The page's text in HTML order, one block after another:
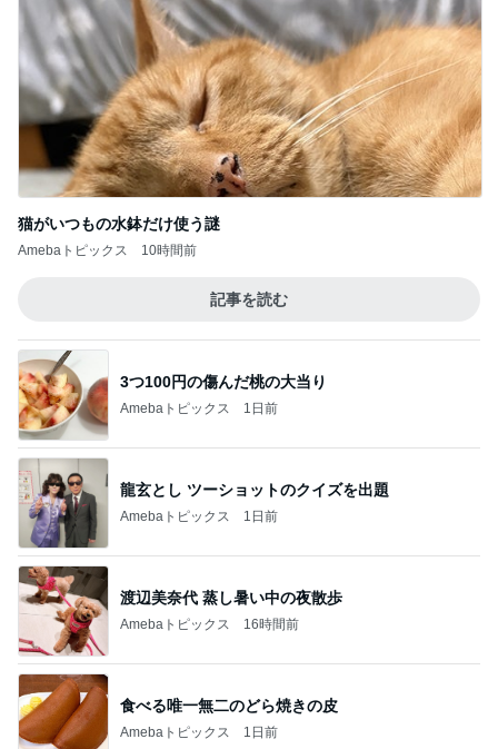
猫がいつもの水鉢だけ使う謎
Amebaトピックス 10時間前
記事を読む
3つ100円の傷んだ桃の大当り
Amebaトピックス 1日前
龍玄とし ツーショットのクイズを出題
Amebaトピックス 1日前
渡辺美奈代 蒸し暑い中の夜散歩
Amebaトピックス 16時間前
食べる唯一無二のどら焼きの皮
Amebaトピックス 1日前